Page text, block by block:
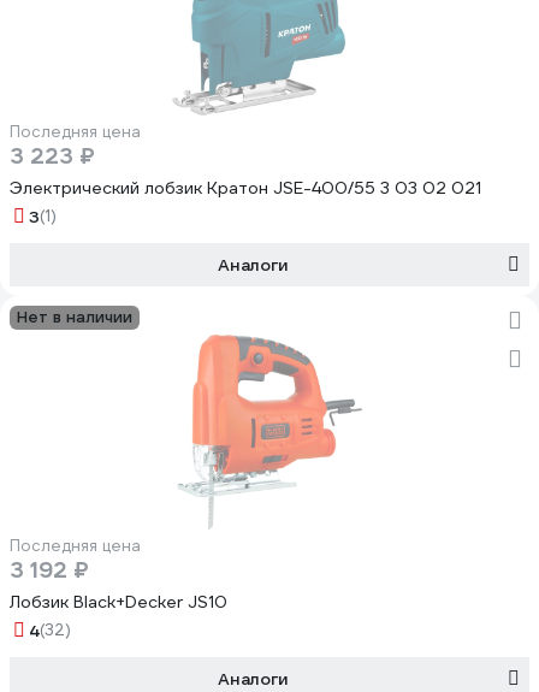
Последняя цена
3 223 ₽
Электрический лобзик Кратон JSE-400/55 3 03 02 021
3(1)
Аналоги
Нет в наличии
Последняя цена
3 192 ₽
Лобзик Black+Decker JS10
4(32)
Аналоги